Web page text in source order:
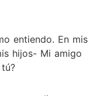
entiendo. En mis
hijos- Mi amigo